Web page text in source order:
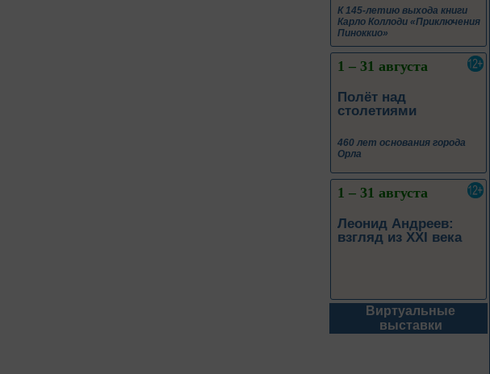
К 145-летию выхода книги
Карло Коллоди «Приключения
Пиноккио»
1 – 31 августа
Полёт над
столетиями
460 лет основания города
Орла
1 – 31 августа
Леонид Андреев:
взгляд из XXI века
1 – 31 августа
Виртуальные
выставки